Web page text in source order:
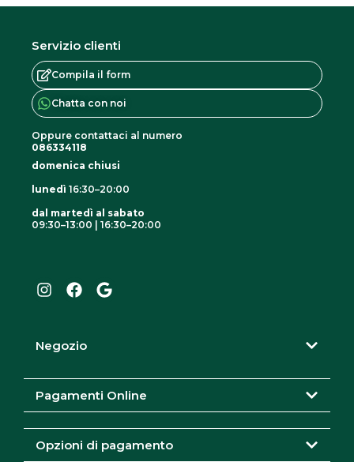
Servizio clienti
Compila il form
Chatta con noi
Oppure contattaci al numero
086334118
domenica chiusi
lunedì 16:30–20:00
dal martedì al sabato
09:30–13:00 | 16:30–20:00
t
r
a
e
o
k
g
Negozio
Pagamenti Online
Opzioni di pagamento